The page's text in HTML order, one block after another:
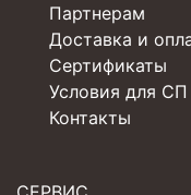
Партнерам
Доставка и
Сертификаты
Условия для СП
Контакты